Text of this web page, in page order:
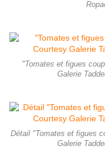
"Tomates et figues
Galerie
Détail "Tomates et figues
Galerie